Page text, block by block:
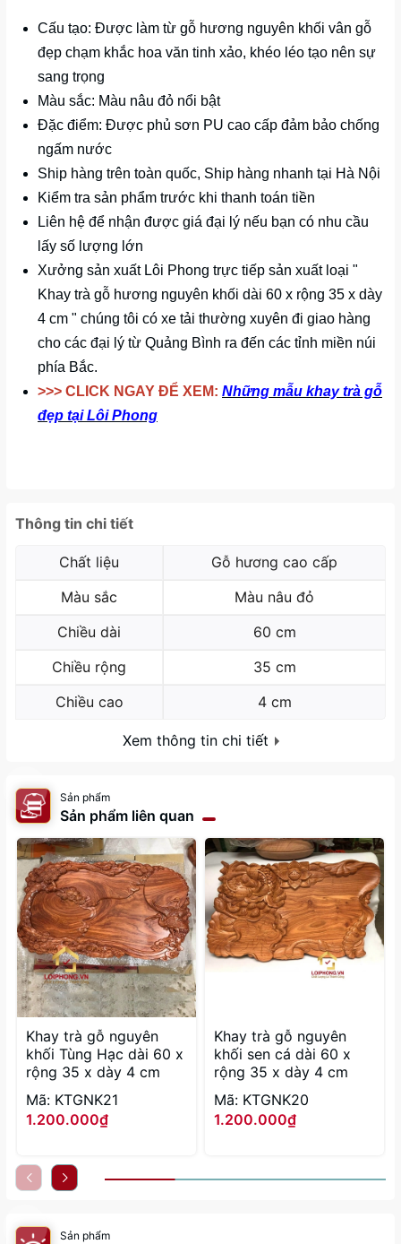
Cấu tạo: Được làm từ gỗ hương nguyên khối vân gỗ
đẹp chạm khắc hoa văn tinh xảo, khéo léo tạo nên sự
sang trọng
Màu sắc: Màu nâu đỏ nổi bật
Đặc điểm: Được phủ sơn PU cao cấp đảm bảo chống
ngấm nước
Ship hàng trên toàn quốc, Ship hàng nhanh tại Hà Nội
Kiểm tra sản phẩm trước khi thanh toán tiền
Liên hệ để nhận được giá đại lý nếu bạn có nhu cầu
lấy số lượng lớn
Xưởng sản xuất Lôi Phong trực tiếp sản xuất loại "
Khay trà gỗ hương nguyên khối dài 60 x rộng 35 x dày
4 cm " chúng tôi có xe tải thường xuyên đi giao hàng
cho các đại lý từ Quảng Bình ra đến các tỉnh miền núi
phía Bắc.
>>> CLICK NGAY ĐỂ XEM: Những mẫu khay trà gỗ
đẹp tại Lôi Phong
Thông tin chi tiết
Chất liệu
Gỗ hương cao cấp
Màu sắc
Màu nâu đỏ
Chiều dài
60 cm
Chiều rộng
35 cm
Chiều cao
4 cm
Xem thông tin chi tiết
Sản phẩm
Sản phẩm liên quan
Khay trà gỗ nguyên
khối Tùng Hạc dài 60 x
rộng 35 x dày 4 cm
Mã: KTGNK21
1.200.000₫
Khay trà gỗ nguyên
khối sen cá dài 60 x
rộng 35 x dày 4 cm
Mã: KTGNK20
1.200.000₫
Sản phẩm